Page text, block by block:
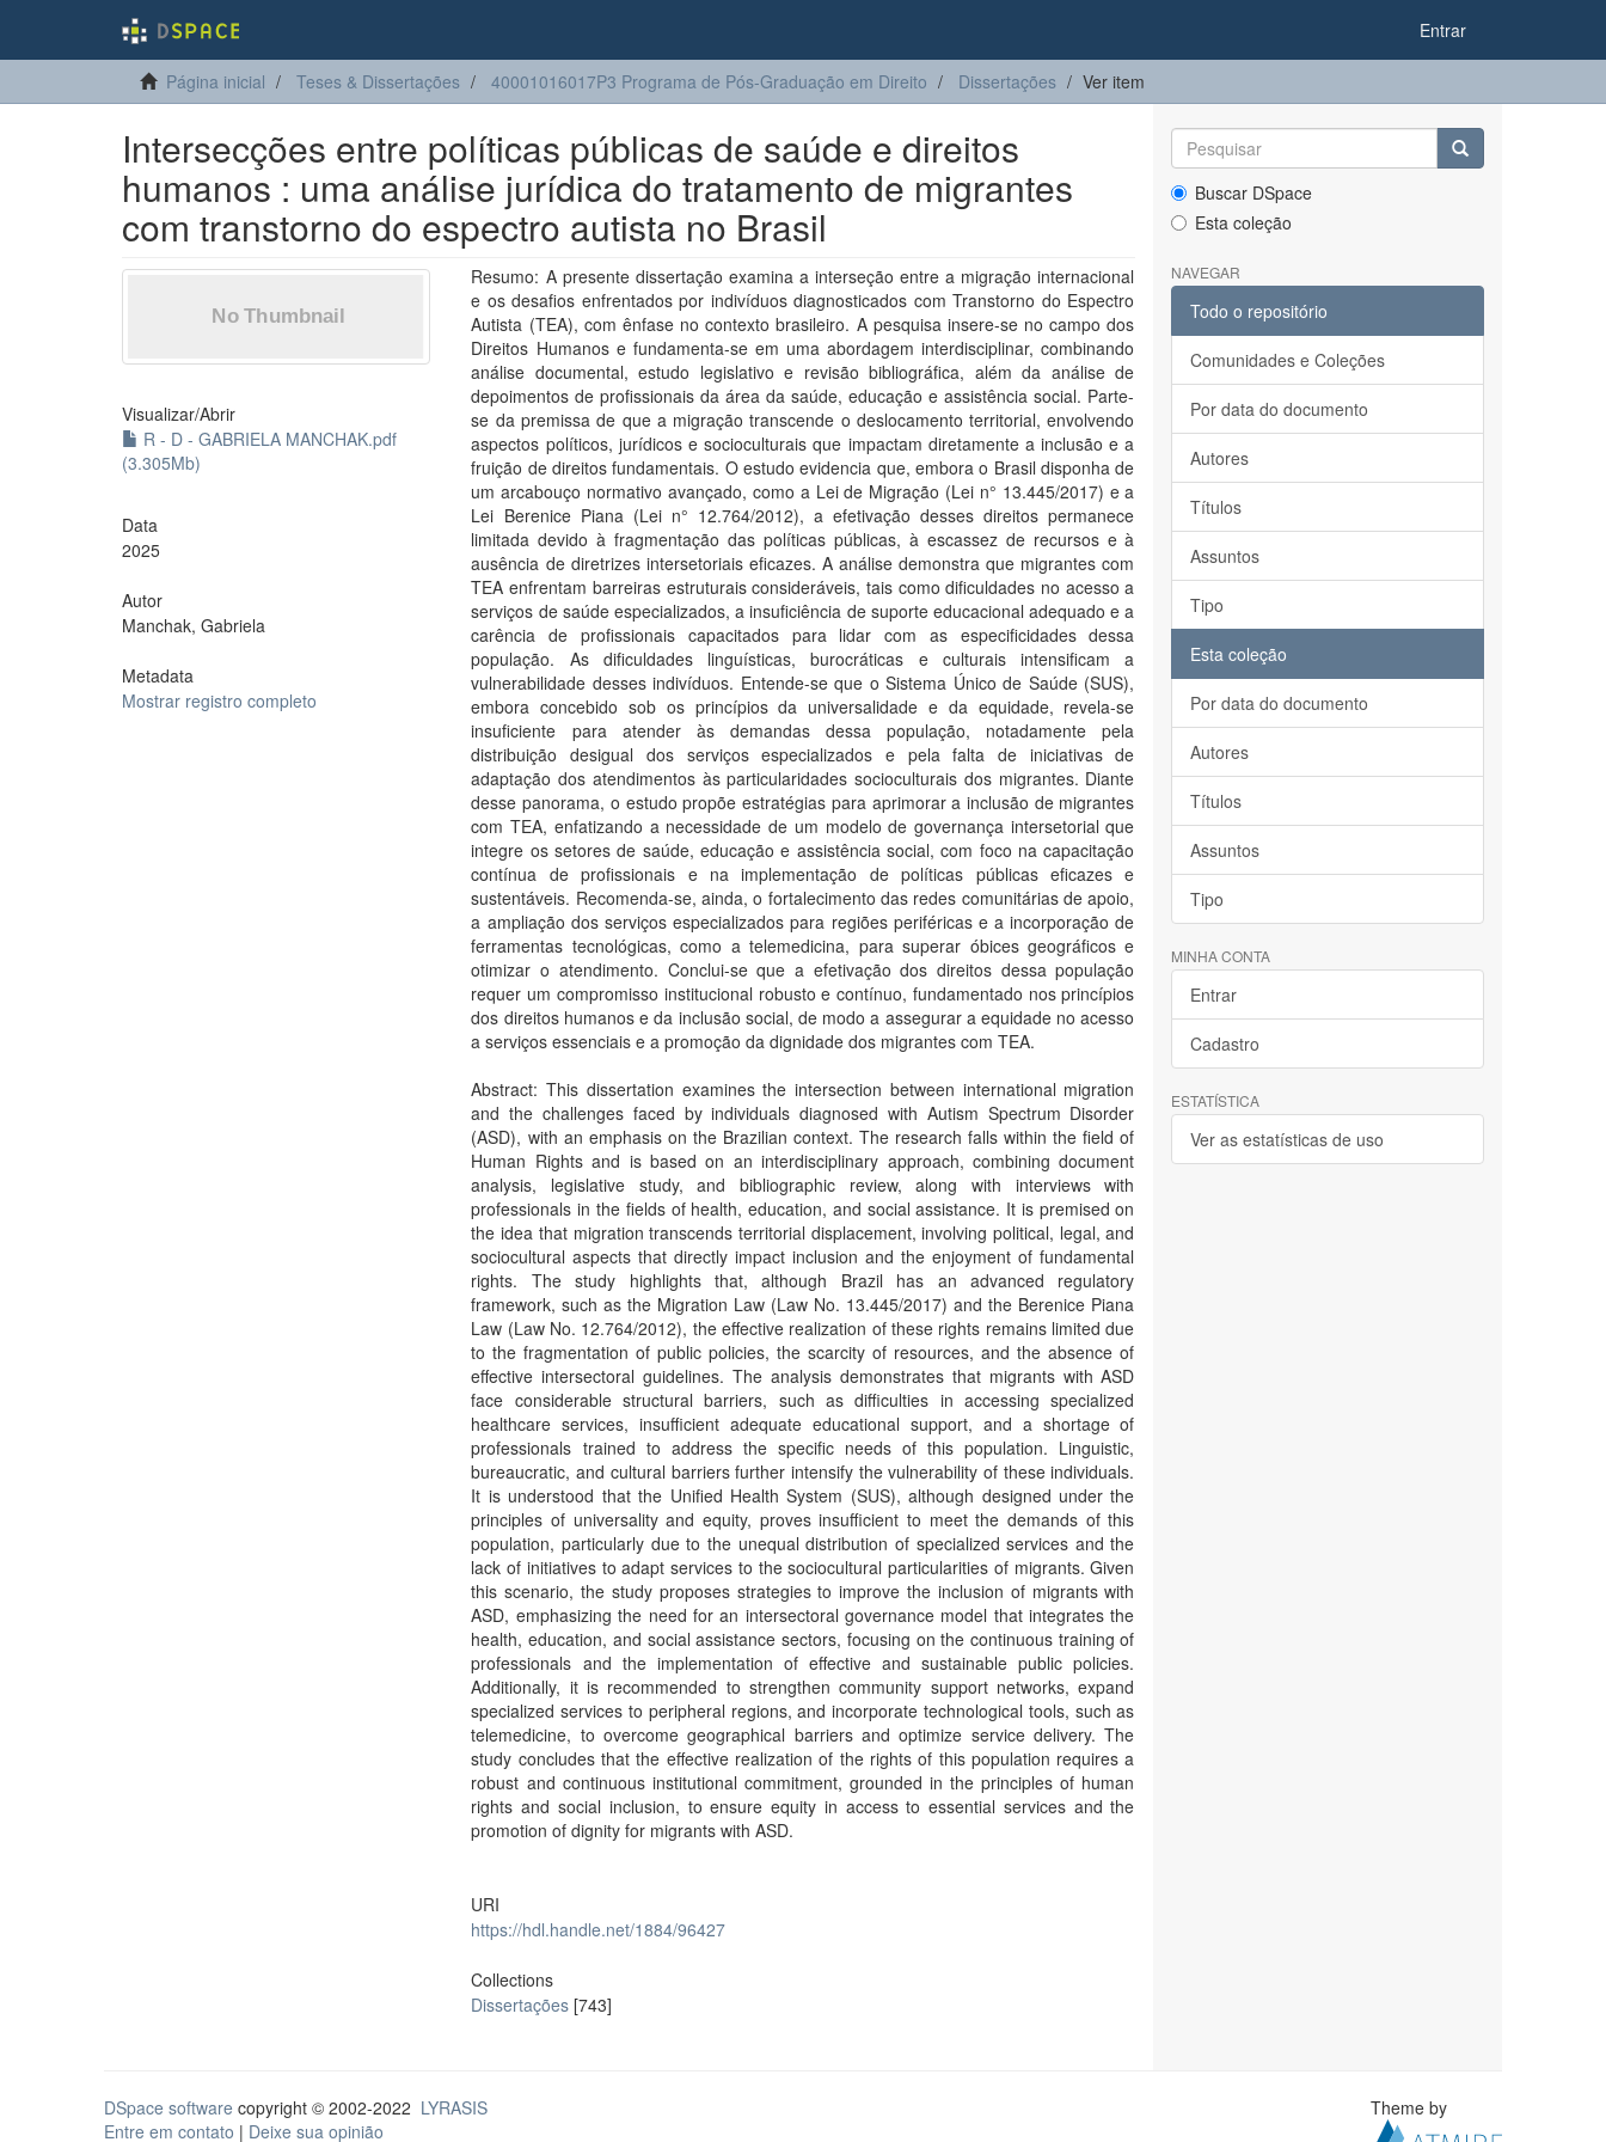
Entrar
Página inicial Teses & Dissertações 40001016017P3 Programa de Pós-Graduação em Direito Dissertações Ver item
Intersecções entre políticas públicas de saúde e direitos
humanos : uma análise jurídica do tratamento de migrantes
com transtorno do espectro autista no Brasil
Visualizar/Abrir
R - D - GABRIELA MANCHAK.pdf
(3.305Mb)
Data
2025
Autor
Manchak, Gabriela
Metadata
Mostrar registro completo
Resumo: A presente dissertação examina a interseção entre a migração internacional
e os desafios enfrentados por indivíduos diagnosticados com Transtorno do Espectro
Autista (TEA), com ênfase no contexto brasileiro. A pesquisa insere-se no campo dos
Direitos Humanos e fundamenta-se em uma abordagem interdisciplinar, combinando
análise documental, estudo legislativo e revisão bibliográfica, além da análise de
depoimentos de profissionais da área da saúde, educação e assistência social. Parte-
se da premissa de que a migração transcende o deslocamento territorial, envolvendo
aspectos políticos, jurídicos e socioculturais que impactam diretamente a inclusão e a
fruição de direitos fundamentais. O estudo evidencia que, embora o Brasil disponha de
um arcabouço normativo avançado, como a Lei de Migração (Lei n° 13.445/2017) e a
Lei Berenice Piana (Lei n° 12.764/2012), a efetivação desses direitos permanece
limitada devido à fragmentação das políticas públicas, à escassez de recursos e à
ausência de diretrizes intersetoriais eficazes. A análise demonstra que migrantes com
TEA enfrentam barreiras estruturais consideráveis, tais como dificuldades no acesso a
serviços de saúde especializados, a insuficiência de suporte educacional adequado e a
carência de profissionais capacitados para lidar com as especificidades dessa
população. As dificuldades linguísticas, burocráticas e culturais intensificam a
vulnerabilidade desses indivíduos. Entende-se que o Sistema Único de Saúde (SUS),
embora concebido sob os princípios da universalidade e da equidade, revela-se
insuficiente para atender às demandas dessa população, notadamente pela
distribuição desigual dos serviços especializados e pela falta de iniciativas de
adaptação dos atendimentos às particularidades socioculturais dos migrantes. Diante
desse panorama, o estudo propõe estratégias para aprimorar a inclusão de migrantes
com TEA, enfatizando a necessidade de um modelo de governança intersetorial que
integre os setores de saúde, educação e assistência social, com foco na capacitação
contínua de profissionais e na implementação de políticas públicas eficazes e
sustentáveis. Recomenda-se, ainda, o fortalecimento das redes comunitárias de apoio,
a ampliação dos serviços especializados para regiões periféricas e a incorporação de
ferramentas tecnológicas, como a telemedicina, para superar óbices geográficos e
otimizar o atendimento. Conclui-se que a efetivação dos direitos dessa população
requer um compromisso institucional robusto e contínuo, fundamentado nos princípios
dos direitos humanos e da inclusão social, de modo a assegurar a equidade no acesso
a serviços essenciais e a promoção da dignidade dos migrantes com TEA.
Abstract: This dissertation examines the intersection between international migration
and the challenges faced by individuals diagnosed with Autism Spectrum Disorder
(ASD), with an emphasis on the Brazilian context. The research falls within the field of
Human Rights and is based on an interdisciplinary approach, combining document
analysis, legislative study, and bibliographic review, along with interviews with
professionals in the fields of health, education, and social assistance. It is premised on
the idea that migration transcends territorial displacement, involving political, legal, and
sociocultural aspects that directly impact inclusion and the enjoyment of fundamental
rights. The study highlights that, although Brazil has an advanced regulatory
framework, such as the Migration Law (Law No. 13.445/2017) and the Berenice Piana
Law (Law No. 12.764/2012), the effective realization of these rights remains limited due
to the fragmentation of public policies, the scarcity of resources, and the absence of
effective intersectoral guidelines. The analysis demonstrates that migrants with ASD
face considerable structural barriers, such as difficulties in accessing specialized
healthcare services, insufficient adequate educational support, and a shortage of
professionals trained to address the specific needs of this population. Linguistic,
bureaucratic, and cultural barriers further intensify the vulnerability of these individuals.
It is understood that the Unified Health System (SUS), although designed under the
principles of universality and equity, proves insufficient to meet the demands of this
population, particularly due to the unequal distribution of specialized services and the
lack of initiatives to adapt services to the sociocultural particularities of migrants. Given
this scenario, the study proposes strategies to improve the inclusion of migrants with
ASD, emphasizing the need for an intersectoral governance model that integrates the
health, education, and social assistance sectors, focusing on the continuous training of
professionals and the implementation of effective and sustainable public policies.
Additionally, it is recommended to strengthen community support networks, expand
specialized services to peripheral regions, and incorporate technological tools, such as
telemedicine, to overcome geographical barriers and optimize service delivery. The
study concludes that the effective realization of the rights of this population requires a
robust and continuous institutional commitment, grounded in the principles of human
rights and social inclusion, to ensure equity in access to essential services and the
promotion of dignity for migrants with ASD.
URI
https://hdl.handle.net/1884/96427
Collections
Dissertações [743]
Buscar DSpace
Esta coleção
NAVEGAR
Todo o repositório
Comunidades e Coleções
Por data do documento
Autores
Títulos
Assuntos
Tipo
Esta coleção
Por data do documento
Autores
Títulos
Assuntos
Tipo
MINHA CONTA
Entrar
Cadastro
ESTATÍSTICA
Ver as estatísticas de uso
DSpace software copyright © 2002-2022 LYRASIS
Entre em contato | Deixe sua opinião
Theme by